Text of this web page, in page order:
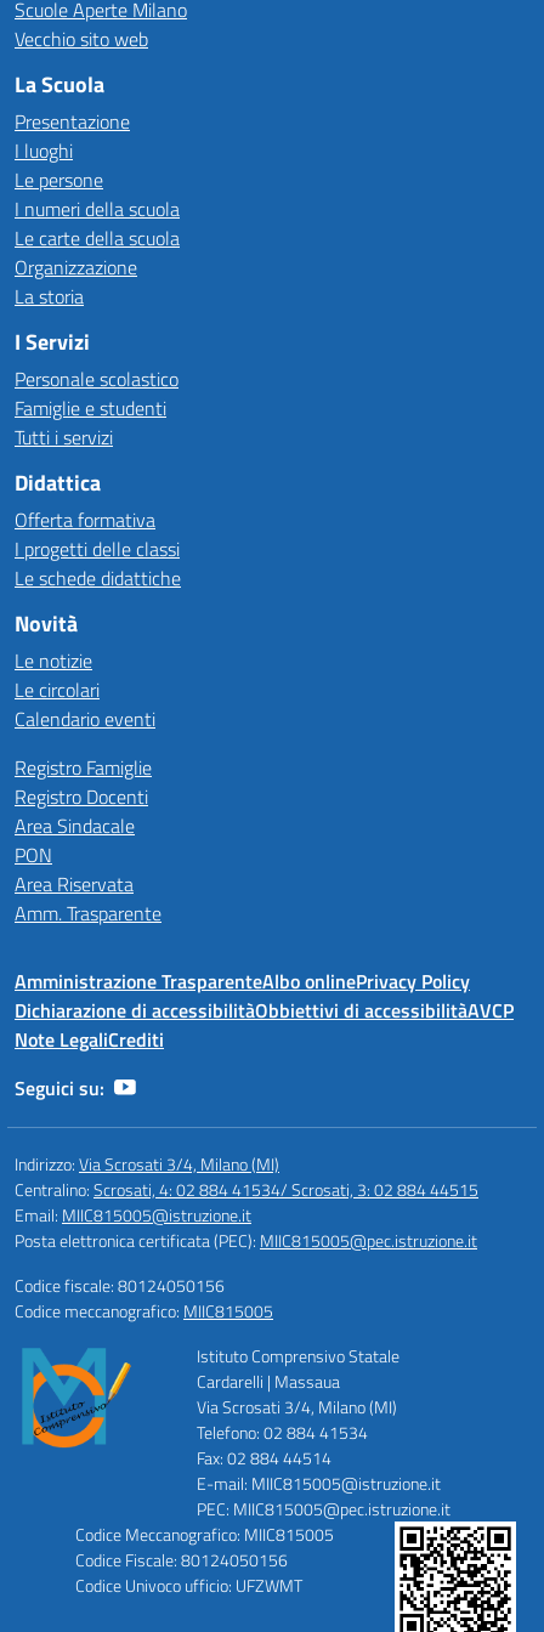
Scuole Aperte Milano
Vecchio sito web
La Scuola
Presentazione
I luoghi
Le persone
I numeri della scuola
Le carte della scuola
Organizzazione
La storia
I Servizi
Personale scolastico
Famiglie e studenti
Tutti i servizi
Didattica
Offerta formativa
I progetti delle classi
Le schede didattiche
Novità
Le notizie
Le circolari
Calendario eventi
Registro Famiglie
Registro Docenti
Area Sindacale
PON
Area Riservata
Amm. Trasparente
Amministrazione TrasparenteAlbo onlinePrivacy Policy
Dichiarazione di accessibilitàObbiettivi di accessibilitàAVCP
Note LegaliCrediti
Seguici su:
Indirizzo:Via Scrosati 3/4, Milano (MI)
Centralino:Scrosati, 4: 02 884 41534/ Scrosati, 3: 02 884 44515
Email: MIIC815005@istruzione.it
Posta elettronica certificata (PEC): MIIC815005@pec.istruzione.it
Codice fiscale: 80124050156
Codice meccanografico: MIIC815005
Istituto Comprensivo Statale
Cardarelli | Massaua
Via Scrosati 3/4, Milano (MI)
Telefono: 02 884 41534
Fax: 02 884 44514
E-mail: MIIC815005@istruzione.it
PEC: MIIC815005@pec.istruzione.it
Codice Meccanografico: MIIC815005
Codice Fiscale: 80124050156
Codice Univoco ufficio: UFZWMT